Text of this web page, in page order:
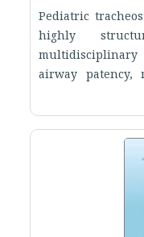
Pediatric
highly
airway patency,